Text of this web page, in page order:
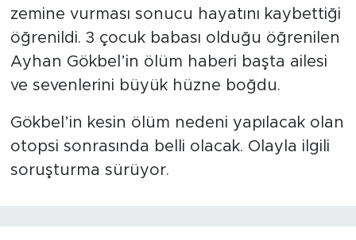
zemine vurması sonucu hayatını kaybettiği
öğrenildi. 3 çocuk babası olduğu öğrenilen
Ayhan Gökbel’in ölüm haberi başta ailesi
ve sevenlerini büyük hüzne boğdu.
Gökbel’in kesin ölüm nedeni yapılacak olan
otopsi sonrasında belli olacak. Olayla ilgili
soruşturma sürüyor.